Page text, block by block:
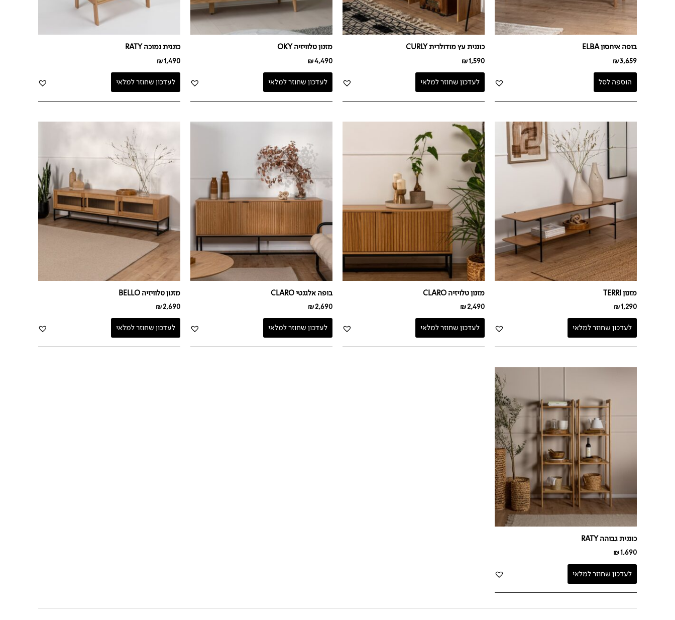
בופה איחסון ELBA
₪3,659
הוספה לסל
כוננית עץ מודולרית CURLY
₪1,590
לעדכון שחוזר למלאי
מזנון טלוויזיה OKY
₪4,490
לעדכון שחוזר למלאי
כוננית נמוכה RATY
₪1,490
לעדכון שחוזר למלאי
מזנון TERRI
₪1,290
לעדכון שחוזר למלאי
מזנון טלויזיה CLARO
₪2,490
לעדכון שחוזר למלאי
בופה אלגנטי CLARO
₪2,690
לעדכון שחוזר למלאי
מזנון טלוויזיה BELLO
₪2,690
לעדכון שחוזר למלאי
כוננית גבוהה RATY
₪1,690
לעדכון שחוזר למלאי